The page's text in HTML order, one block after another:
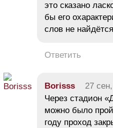
это сказано
бы его
слов не
Ответить
Borisss 27
Через стадион
можно было
году проход